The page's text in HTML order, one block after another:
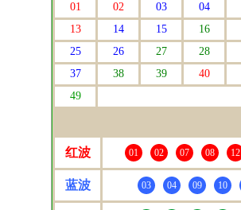
01
02 03 04
13
14 15 16
25
26 27 28
37
38 39 40
49
红波 01 02 07 08 12
蓝波 03 04 09 10